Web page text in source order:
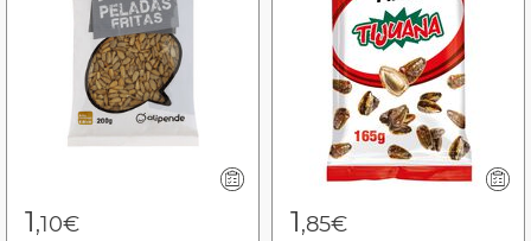
1,10€ 1,85€